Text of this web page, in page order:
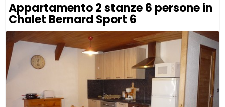
Appartamento 2 stanze 6 persone in
Chalet Bernard Sport 6